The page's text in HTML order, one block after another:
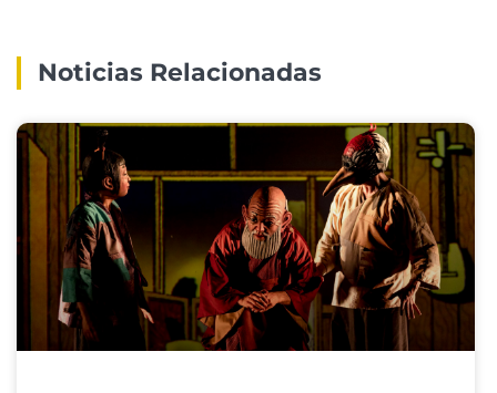
Noticias Relacionadas